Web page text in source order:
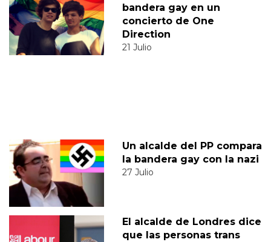
bandera gay en un
concierto de One
Direction
21 Julio
Un alcalde del PP compara
la bandera gay con la nazi
27 Julio
El alcalde de Londres dice
que las personas trans